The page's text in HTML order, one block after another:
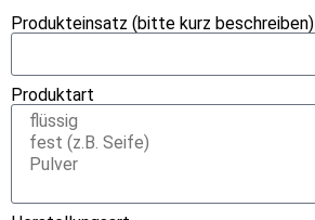
Produkteinsatz (bitte kurz beschreiben)
Produktart